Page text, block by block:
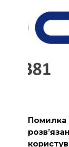
Помилка